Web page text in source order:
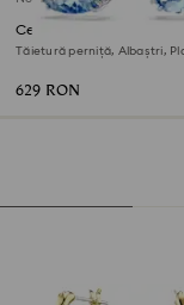
Cercei cu drop Millenia
Tăietură perniță, Albaștri,
629 RON